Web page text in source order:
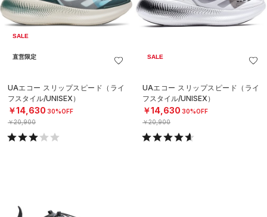
SALE
直営限定
UAエコー スリップスピード（ライ
フスタイル/UNISEX）
￥14,630 30%OFF
￥20,900
SALE
UAエコー スリップスピード（ライ
フスタイル/UNISEX）
￥14,630 30%OFF
￥20,900